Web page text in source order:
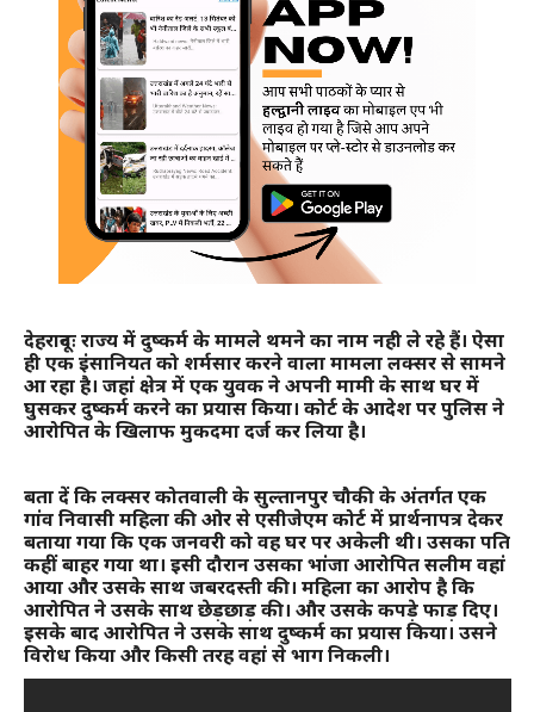
देहरादूनः राज्य में दुष्कर्म के मामले थमने का नाम नही ले रहे हैं। ऐसा
ही एक इंसानियत को शर्मसार करने वाला मामला लक्सर से सामने
आ रहा है। जहां क्षेत्र में एक युवक ने अपनी मामी के साथ घर में
घुसकर दुष्कर्म करने का प्रयास किया। कोर्ट के आदेश पर पुलिस ने
आरोपित के खिलाफ मुकदमा दर्ज कर लिया है।
बता दें कि लक्सर कोतवाली के सुल्तानपुर चौकी के अंतर्गत एक
गांव निवासी महिला की ओर से एसीजेएम कोर्ट में प्रार्थनापत्र देकर
बताया गया कि एक जनवरी को वह घर पर अकेली थी। उसका पति
कहीं बाहर गया था। इसी दौरान उसका भांजा आरोपित सलीम वहां
आया और उसके साथ जबरदस्ती की। महिला का आरोप है कि
आरोपित ने उसके साथ छेड़छाड़ की। और उसके कपड़े फाड़ दिए।
इसके बाद आरोपित ने उसके साथ दुष्कर्म का प्रयास किया। उसने
विरोध किया और किसी तरह वहां से भाग निकली।